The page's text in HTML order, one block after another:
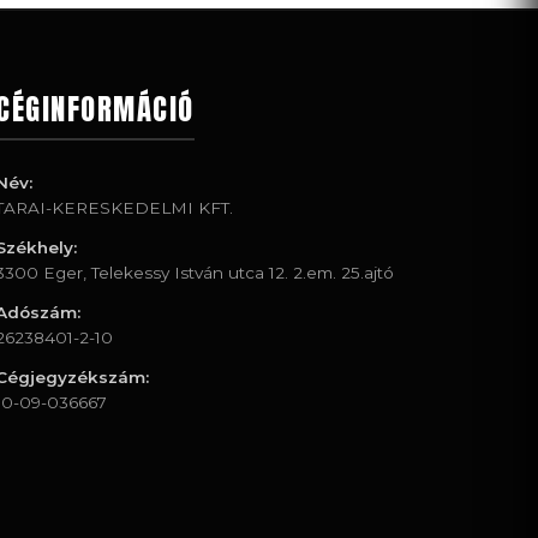
KERESKEDELMI KFT.
Eger, Telekessy István utca 12. 2.em. 25.ajtó
2-10
09-036667